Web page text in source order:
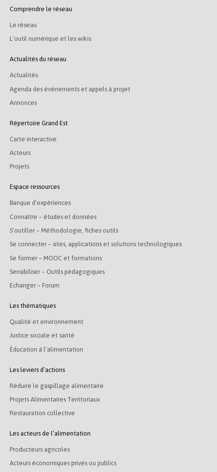
Comprendre le réseau
Le réseau
L’outil numérique et les wikis
Actualités du réseau
Actualités
Agenda des événements et appels à projet
Annonces
Répertoire Grand Est
Carte interactive
Acteurs
Projets
Espace ressources
Banque d’expériences
Connaître – études et données
S’outiller – Méthodologie, fiches outils
Se connecter – sites, applications et solutions technologiques
Se former – MOOC et formations
Sensibiliser – Outils pédagogiques
Echanger – Forum
Les thématiques
Qualité et environnement
Justice sociale et santé
Éducation à l’alimentation
Les leviers d’actions
Réduire le gaspillage alimentaire
Projets Alimentaires Territoriaux
Restauration collective
Les acteurs de l’alimentation
Producteurs agricoles
Acteurs économiques privés ou publics